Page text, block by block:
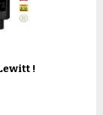
!